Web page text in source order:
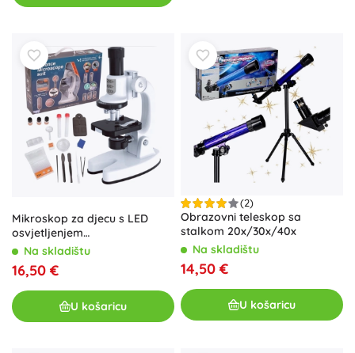
Mikroskop za djecu s LED
osvjetljenjem
200x/600x/1200x WOOPIE sa
telefon – XXL set
Na skladištu
16,50 €
U košaricu
(2)
Obrazovni teleskop sa
stalkom 20x/30x/40x
Na skladištu
14,50 €
U košaricu